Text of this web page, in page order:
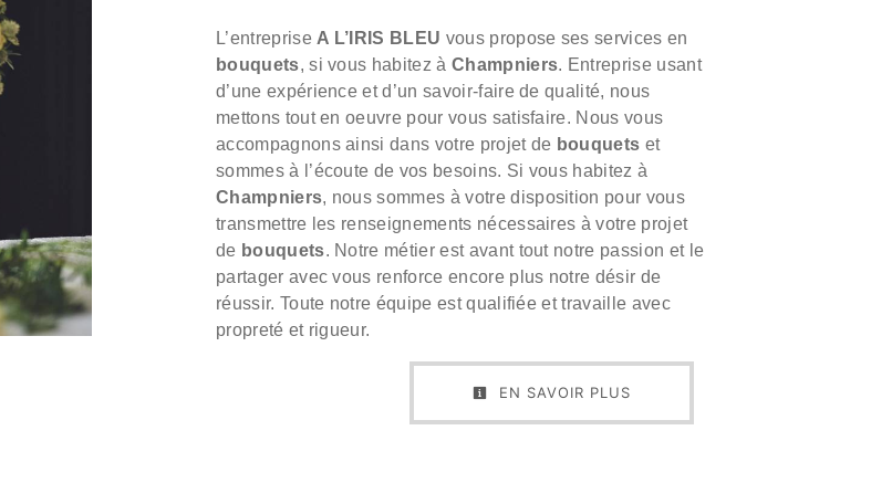
L’entreprise A L’IRIS BLEU vous propose ses services en
bouquets, si vous habitez à Champniers. Entreprise usant
d’une expérience et d’un savoir-faire de qualité, nous
mettons tout en oeuvre pour vous satisfaire. Nous vous
accompagnons ainsi dans votre projet de bouquets et
sommes à l’écoute de vos besoins. Si vous habitez à
Champniers, nous sommes à votre disposition pour vous
transmettre les renseignements nécessaires à votre projet
de bouquets. Notre métier est avant tout notre passion et le
partager avec vous renforce encore plus notre désir de
réussir. Toute notre équipe est qualifiée et travaille avec
propreté et rigueur.
EN SAVOIR PLUS